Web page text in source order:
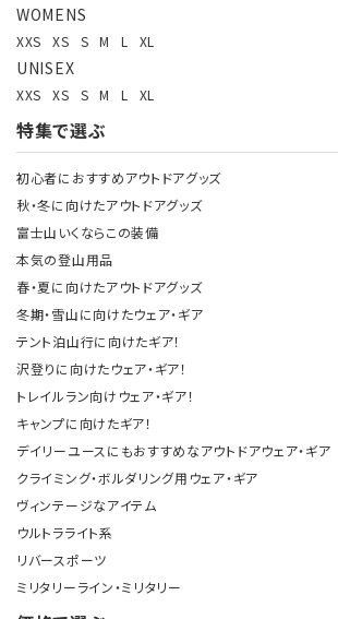
WOMENS
XXS XS S M L XL
UNISEX
XXS XS S M L XL
特集で選ぶ
初心者におすすめアウトドアグッズ
秋・冬に向けたアウトドアグッズ
富士山いくならこの装備
本気の登山用品
春・夏に向けたアウトドアグッズ
冬期・雪山に向けたウェア・ギア
テント泊山行に向けたギア！
沢登りに向けたウェア・ギア！
トレイルラン向けウェア・ギア！
キャンプに向けたギア！
デイリーユースにもおすすめなアウトドアウェア・ギア
クライミング・ボルダリング用ウェア・ギア
ヴィンテージなアイテム
ウルトラライト系
リバースポーツ
ミリタリーライン・ミリタリー